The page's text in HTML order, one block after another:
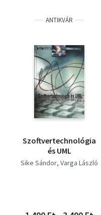
Tankönyv, segédkönyv
Társadalomtudomány
Természettudomány
Történelem
ANTIKVÁR
Szoftvertechnológia
és UML
Sike Sándor Varga László